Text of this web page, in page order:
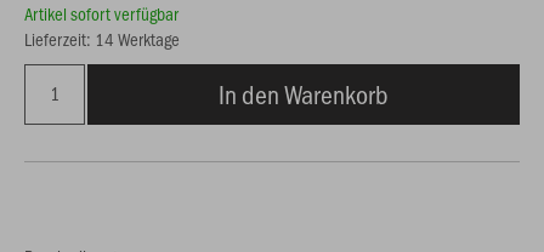
Artikel sofort verfügbar
Lieferzeit: 14 Werktage
In den Warenkorb